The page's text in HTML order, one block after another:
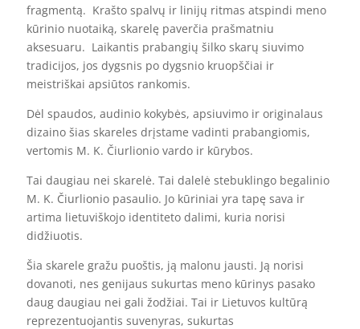
fragmentą. Krašto spalvų ir linijų ritmas atspindi meno
kūrinio nuotaiką, skarelę paverčia prašmatniu
aksesuaru. Laikantis prabangių šilko skarų siuvimo
tradicijos, jos dygsnis po dygsnio kruopščiai ir
meistriškai apsiūtos rankomis.
Dėl spaudos, audinio kokybės, apsiuvimo ir originalaus
dizaino šias skareles drįstame vadinti prabangiomis,
vertomis M. K. Čiurlionio vardo ir kūrybos.
Tai daugiau nei skarelė. Tai dalelė stebuklingo begalinio
M. K. Čiurlionio pasaulio. Jo kūriniai yra tapę sava ir
artima lietuviškojo identiteto dalimi, kuria norisi
didžiuotis.
Šia skarele gražu puoštis, ją malonu jausti. Ją norisi
dovanoti, nes genijaus sukurtas meno kūrinys pasako
daug daugiau nei gali žodžiai. Tai ir Lietuvos kultūrą
reprezentuojantis suvenyras, sukurtas